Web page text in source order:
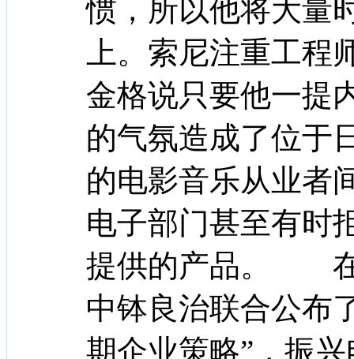
惯，所以他将大量
上。索尼注重工程
金格说只要他一提
的气氛造成了位于
的电影音乐从业者
电子部门甚至有时
提供的产品。 在
中钵良治联合公布
期企业策略”，振